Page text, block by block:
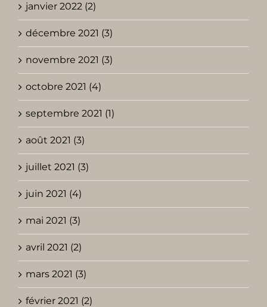
janvier 2022 (2)
décembre 2021 (3)
novembre 2021 (3)
octobre 2021 (4)
septembre 2021 (1)
août 2021 (3)
juillet 2021 (3)
juin 2021 (4)
mai 2021 (3)
avril 2021 (2)
mars 2021 (3)
février 2021 (2)